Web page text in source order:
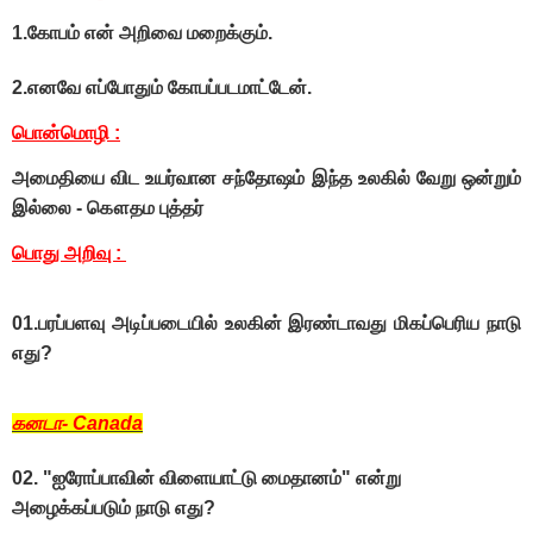
1.கோபம் என் அறிவை மறைக்கும்.
2.எனவே எப்போதும் கோபப்படமாட்டேன்.
பொன்மொழி :
அமைதியை விட உயர்வான சந்தோஷம் இந்த உலகில் வேறு ஒன்றும்
இல்லை - கௌதம புத்தர்
பொது அறிவு :
01.பரப்பளவு அடிப்படையில் உலகின் இரண்டாவது மிகப்பெரிய நாடு
எது?
கனடா- Canada
02. "ஐரோப்பாவின் விளையாட்டு மைதானம்" என்று
அழைக்கப்படும் நாடு எது?